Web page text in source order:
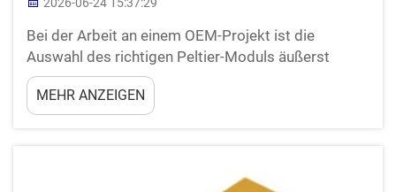
Bei der Arbeit an einem OEM-Projekt ist die
Auswahl des richtigen Peltier-Moduls äußerst
wichtig. Ein Peltier-Modul ist eine spezielle Art von
Gerät, das durch Wärmetransport von einer Seite
zur anderen entweder kühlen oder heizen kann. Dies
MEHR ANZEIGEN